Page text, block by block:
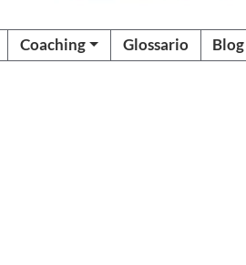
Coaching Glossario Blog